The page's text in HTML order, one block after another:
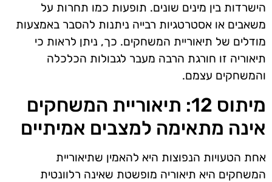
הישרדות בין מינים שונים. תופעות כמו תחרות על
משאבים או אסטרטגיות רבייה ניתנות להסבר באמצעות
מודלים של תיאוריית המשחקים. כך, ניתן לראות כי
תיאוריה זו חורגת הרבה מעבר לגבולות הכלכלה
והמשחקים עצמם.
מיתוס 12: תיאוריית המשחקים
אינה מתאימה למצבים אמיתיים
אחת הטעויות הנפוצות היא להאמין שתיאוריית
המשחקים היא תיאוריה מופשטת שאינה רלוונטית